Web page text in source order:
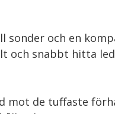
sonder och en
och snabbt hitta
mot de tuffaste